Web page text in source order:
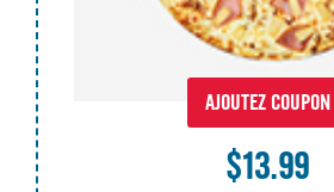
AJOUTEZ COUPON
$13.99